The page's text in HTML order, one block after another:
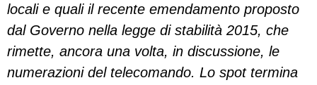
locali e quali il recente emendamento proposto
dal Governo nella legge di stabilità 2015, che
rimette, ancora una volta, in discussione, le
numerazioni del telecomando. Lo spot termina